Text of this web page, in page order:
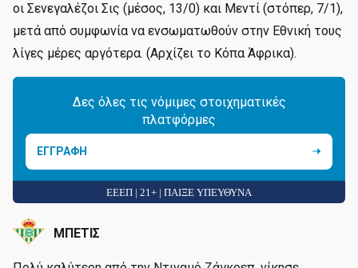
οι Σενεγαλέζοι Σις (μέσος, 13/0) και Μεντί (στόπερ, 7/1),
μετά από συμφωνία να ενσωματωθούν στην Εθνική τους
λίγες μέρες αργότερα. (Αρχίζει το Κόπα Άφρικα).
Δες όλες τις νόμιμες στοιχηματικές
πλατφόρμες
ΕΓΓΡΑΦΗ
ΕΕΕΠ | 21+ | ΠΑΙΞΕ ΥΠΕΥΘΥΝΑ
ΜΠΕΤΙΣ